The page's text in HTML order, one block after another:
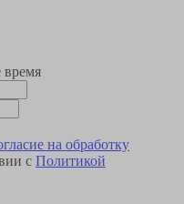
на обработку
с Политикой